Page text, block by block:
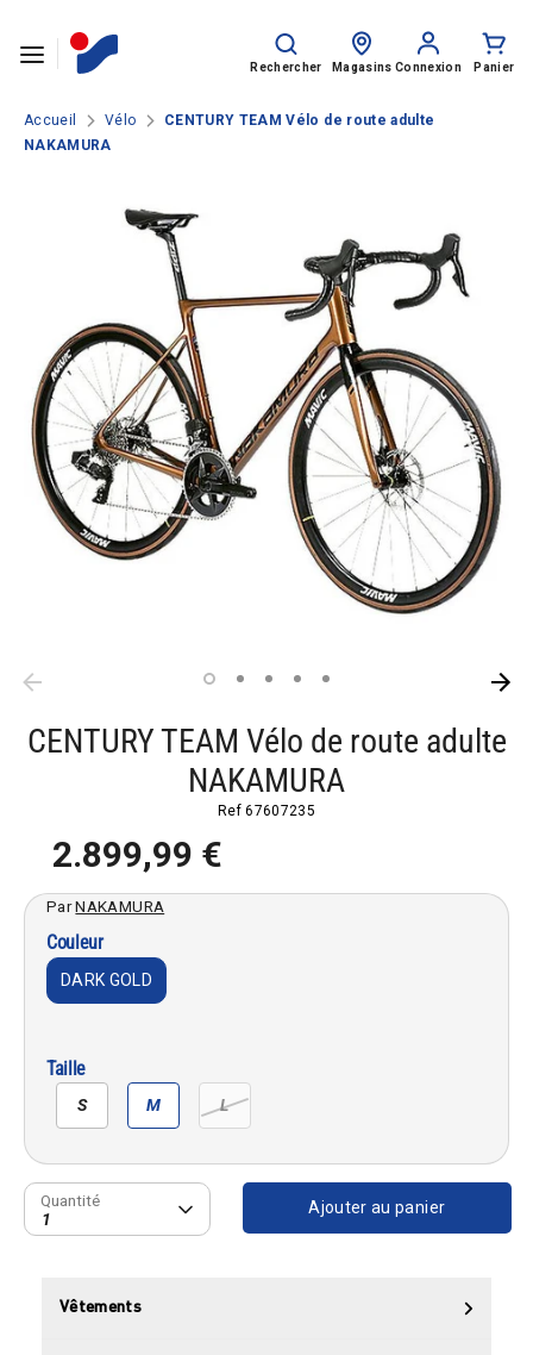
Rechercher
Recherche
Rechercher
sur
Magasins Connexion Panier
SPORTS
Rentrée des classes
MARQUES
NOS CATALOGUES
CLUBS ET COLLECTIVITÉS
Accueil Vélo
CENTURY TEAM Vélo de route adulte
NAKAMURA
CENTURY TEAM Vélo de route adulte
NAKAMURA
Ref67607235
2.899,99 €
ParNAKAMURA
Couleur
DARK GOLD
Taille
S M L
Quantité
1
Quantité Ajouter au panier
Vêtements